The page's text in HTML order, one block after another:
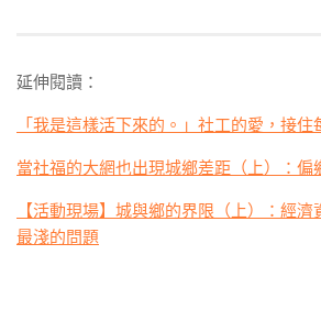
延伸閱讀：
「我是這樣活下來的。」社工的愛，接
當社福的大網也出現城鄉差距（上）：偏
【活動現場】城與鄉的界限（上）：經
最淺的問題